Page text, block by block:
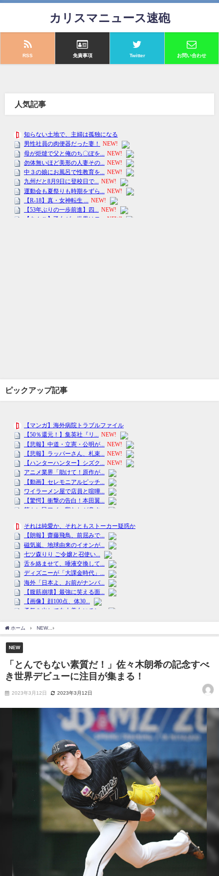
カリスマニュース速砲
RSS 免責事項 Twitter お問い合わせ
人気記事
ピックアップ記事
ホーム NEW
NEW
「とんでもない素質だ！」佐々木朗希の記念すべ
き世界デビューに注目が集まる！
2023年3月12日 2023年3月12日